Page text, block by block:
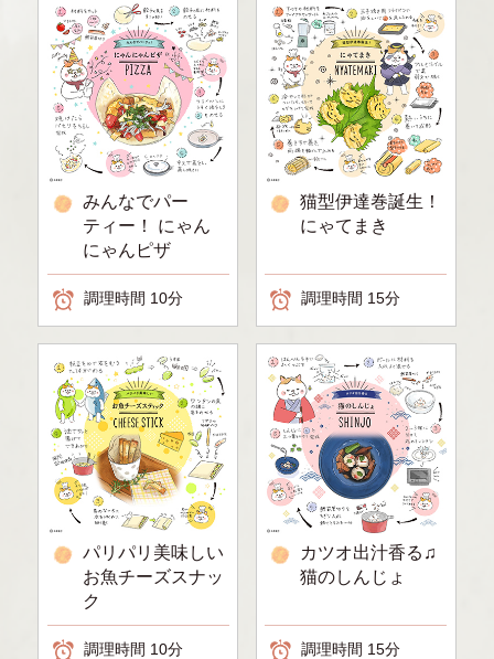
みんなでパー
ティー！ にゃん
にゃんピザ
調理時間 10分
猫型伊達巻誕生！
にゃてまき
調理時間 15分
パリパリ美味しい
お魚チーズスナッ
ク
調理時間 10分
カツオ出汁香る♫
猫のしんじょ
調理時間 15分